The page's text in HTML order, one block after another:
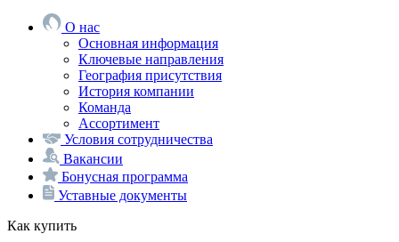
О нас
Основная информация
Ключевые направления
География присутствия
История компании
Команда
Ассортимент
Условия сотрудничества
Вакансии
Бонусная программа
Уставные документы
Как купить